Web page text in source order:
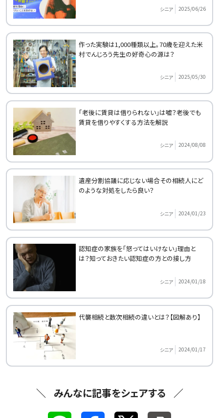
シニア 2025/06/26
作った実験は1,000種類以上。70歳を迎えた米
村でんじろう先生の好奇心の源は？
シニア 2025/05/30
「老後に賃貸は借りられない」は嘘？老後でも
賃貸を借りやすくする方法を解説
シニア 2024/08/08
遺産分割協議に応じない場合その相続人にど
のような対処をしたら良い？
シニア 2024/01/23
認知症の家族を「怒ってはいけない」理由と
は？知っておきたい認知症の方との接し方
シニア 2024/01/18
代襲相続と数次相続の違いとは？【図解あり】
シニア 2024/01/17
みんなに記事をシェアする